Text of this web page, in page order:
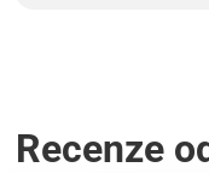
Recenze